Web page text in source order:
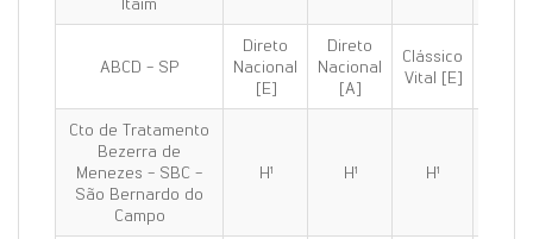
ABCD - SP
Direto
Nacional
[E]
Direto
Nacional
[A]
Clássico
Vital [E]
Cto de Tratamento
Bezerra de
Menezes - SBC -
São Bernardo do
Campo
H¹ H¹ H¹